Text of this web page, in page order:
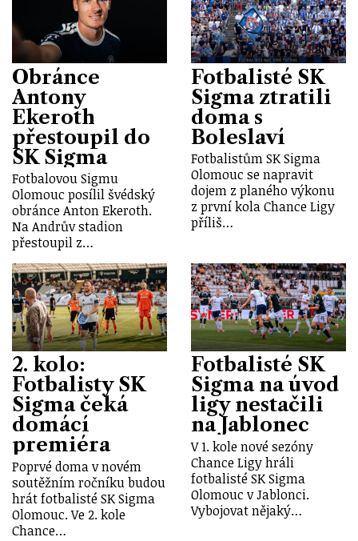
Obránce
Antony
Ekeroth
přestoupil do
SK Sigma
Fotbalovou Sigmu
Olomouc posílil švédský
obránce Anton Ekeroth.
Na Andrův stadion
přestoupil z…
Fotbalisté SK
Sigma ztratili
doma s
Boleslaví
Fotbalistům SK Sigma
Olomouc se napravit
dojem z planého výkonu
z první kola Chance Ligy
příliš…
2. kolo:
Fotbalisty SK
Sigma čeká
domácí
premiéra
Poprvé doma v novém
soutěžním ročníku budou
hrát fotbalisté SK Sigma
Olomouc. Ve 2. kole
Chance…
Fotbalisté SK
Sigma na úvod
ligy nestačili
na Jablonec
V 1. kole nové sezóny
Chance Ligy hráli
fotbalisté SK Sigma
Olomouc v Jablonci.
Vybojovat nějaký…